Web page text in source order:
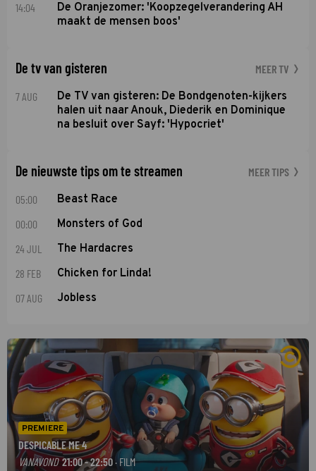
14:04
De Oranjezomer: 'Koopzegelverandering AH
maakt de mensen boos'
De tv van gisteren MEER TV
7 AUG
De TV van gisteren: De Bondgenoten-kijkers
halen uit naar Anouk, Diederik en Dominique
na besluit over Sayf: 'Hypocriet'
De nieuwste tips om te streamen MEER TIPS
05:00 Beast Race
00:00 Monsters of God
24 JUL The Hardacres
28 FEB Chicken for Linda!
07 AUG Jobless
PREMIERE
DESPICABLE ME 4
VANAVOND 21:00 - 22:50 · FILM